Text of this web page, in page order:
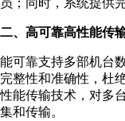
二、高可靠高性能传
能可靠⽀持多部机台
完整性和准确性，杜
性能传输技术，对多
集和传输。